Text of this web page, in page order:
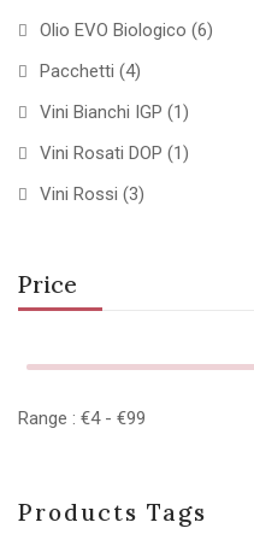
Olio EVO Biologico (6)
Pacchetti (4)
Vini Bianchi IGP (1)
Vini Rosati DOP (1)
Vini Rossi (3)
Price
Range : €4 - €99
Products Tags